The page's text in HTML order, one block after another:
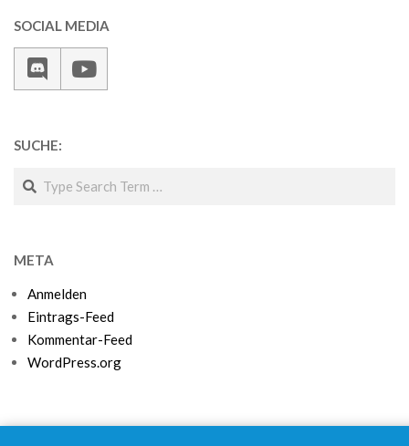
SOCIAL MEDIA
SUCHE:
META
Anmelden
Eintrags-Feed
Kommentar-Feed
WordPress.org